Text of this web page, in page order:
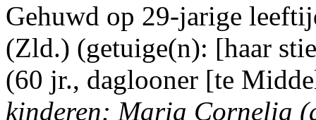
Gehuwd op 29-jarige
(Zld.) (getuige(n): [haar
(60 jr., daglooner [te
kinderen: Maria Cornelia